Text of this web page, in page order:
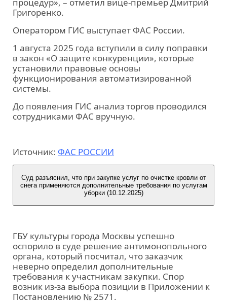
Григоренко.
Оператором ГИС выступает ФАС России.
1 августа 2025 года вступили в силу поправки
в закон «О защите конкуренции», которые
установили правовые основы
функционирования автоматизированной
системы.
До появления ГИС анализ торгов проводился
сотрудниками ФАС вручную.
Источник: ФАС РОССИИ
Суд разъяснил, что при закупке услуг по очистке кровли от
снега применяются дополнительные требования по услугам
уборки (10.12.2025)
ГБУ культуры города Москвы успешно
оспорило в суде решение антимонопольного
органа, который посчитал, что заказчик
неверно определил дополнительные
требования к участникам закупки. Спор
возник из-за выбора позиции в Приложении к
Постановлению № 2571.